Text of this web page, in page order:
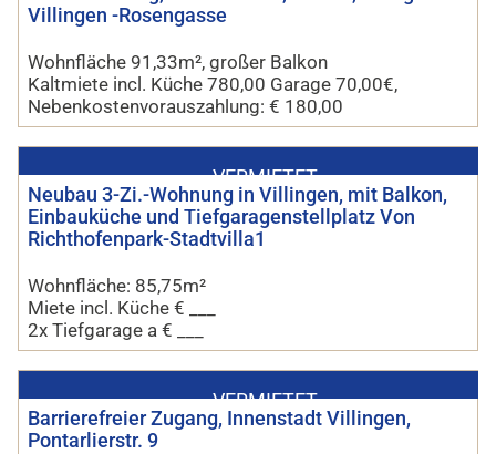
Villingen -Rosengasse
Wohnfläche 91,33m², großer Balkon
Kaltmiete incl. Küche 780,00 Garage 70,00€,
Nebenkostenvorauszahlung: € 180,00
VERMIETET
Neubau 3-Zi.-Wohnung in Villingen, mit Balkon,
Einbauküche und Tiefgaragenstellplatz Von
Richthofenpark-Stadtvilla1
Wohnfläche: 85,75m²
Miete incl. Küche € ___
2x Tiefgarage a € ___
VERMIETET
Barrierefreier Zugang, Innenstadt Villingen,
Pontarlierstr. 9